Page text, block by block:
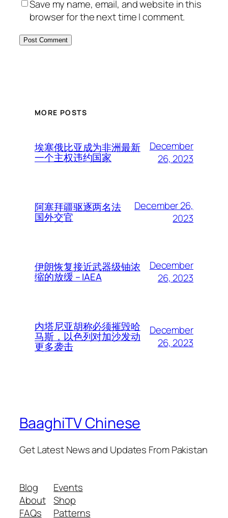
Save my name, email, and website in this
browser for the next time I comment.
MORE POSTS
埃塞俄比亚成为非洲最新
一个主权违约国家
December
26, 2023
阿塞拜疆驱逐两名法
国外交官
December 26,
2023
伊朗恢复接近武器级铀浓
缩的放缓 – IAEA
December
26, 2023
内塔尼亚胡称必须摧毁哈
马斯，以色列对加沙发动
更多袭击
December
26, 2023
BaaghiTV Chinese
Get Latest News and Updates From Pakistan
Blog
About
FAQs
Events
Shop
Patterns